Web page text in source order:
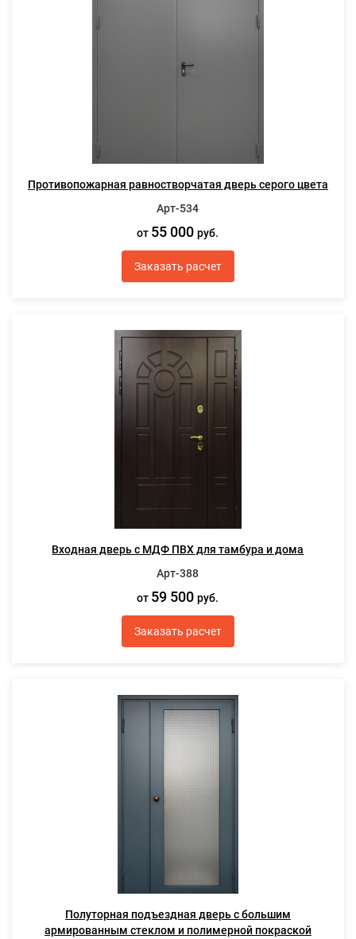
Противопожарная равностворчатая дверь серого цвета
Арт-534
от 55 000руб.
Заказать расчет
Входная дверь с МДФ ПВХ для тамбура и дома
Арт-388
от 59 500руб.
Заказать расчет
Полуторная подъездная дверь с большим
армированным стеклом и полимерной покраской